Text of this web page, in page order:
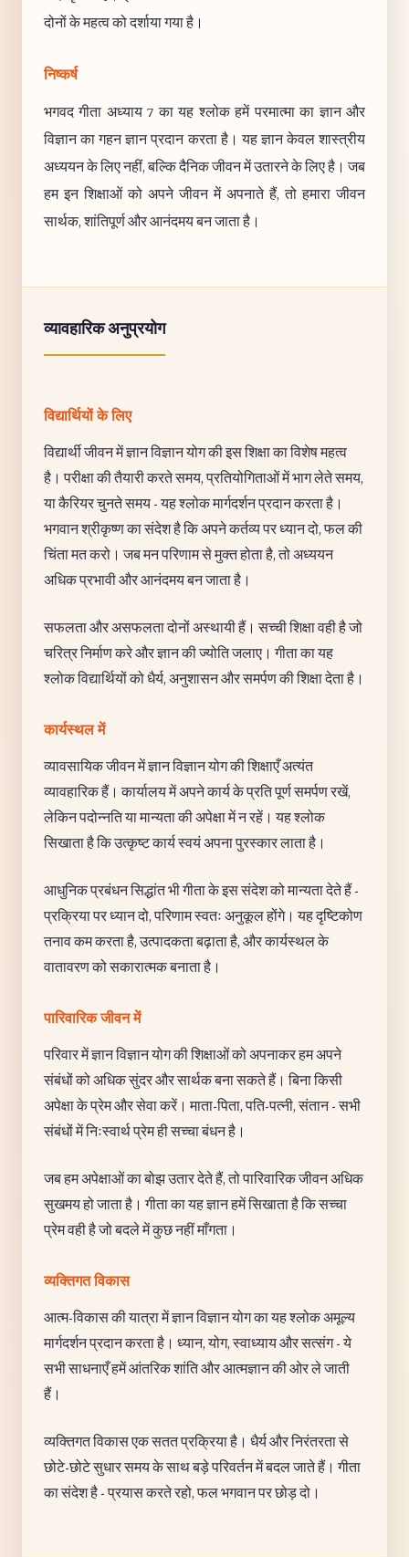
दोनों के महत्व को दर्शाया गया है।
निष्कर्ष
भगवद गीता अध्याय 7 का यह श्लोक हमें परमात्मा का ज्ञान और
विज्ञान का गहन ज्ञान प्रदान करता है। यह ज्ञान केवल शास्त्रीय
अध्ययन के लिए नहीं, बल्कि दैनिक जीवन में उतारने के लिए है। जब
हम इन शिक्षाओं को अपने जीवन में अपनाते हैं, तो हमारा जीवन
सार्थक, शांतिपूर्ण और आनंदमय बन जाता है।
व्यावहारिक अनुप्रयोग
विद्यार्थियों के लिए
विद्यार्थी जीवन में ज्ञान विज्ञान योग की इस शिक्षा का विशेष महत्व
है। परीक्षा की तैयारी करते समय, प्रतियोगिताओं में भाग लेते समय,
या कैरियर चुनते समय - यह श्लोक मार्गदर्शन प्रदान करता है।
भगवान श्रीकृष्ण का संदेश है कि अपने कर्तव्य पर ध्यान दो, फल की
चिंता मत करो। जब मन परिणाम से मुक्त होता है, तो अध्ययन
अधिक प्रभावी और आनंदमय बन जाता है।
सफलता और असफलता दोनों अस्थायी हैं। सच्ची शिक्षा वही है जो
चरित्र निर्माण करे और ज्ञान की ज्योति जलाए। गीता का यह
श्लोक विद्यार्थियों को धैर्य, अनुशासन और समर्पण की शिक्षा देता है।
कार्यस्थल में
व्यावसायिक जीवन में ज्ञान विज्ञान योग की शिक्षाएँ अत्यंत
व्यावहारिक हैं। कार्यालय में अपने कार्य के प्रति पूर्ण समर्पण रखें,
लेकिन पदोन्नति या मान्यता की अपेक्षा में न रहें। यह श्लोक
सिखाता है कि उत्कृष्ट कार्य स्वयं अपना पुरस्कार लाता है।
आधुनिक प्रबंधन सिद्धांत भी गीता के इस संदेश को मान्यता देते हैं -
प्रक्रिया पर ध्यान दो, परिणाम स्वतः अनुकूल होंगे। यह दृष्टिकोण
तनाव कम करता है, उत्पादकता बढ़ाता है, और कार्यस्थल के
वातावरण को सकारात्मक बनाता है।
पारिवारिक जीवन में
परिवार में ज्ञान विज्ञान योग की शिक्षाओं को अपनाकर हम अपने
संबंधों को अधिक सुंदर और सार्थक बना सकते हैं। बिना किसी
अपेक्षा के प्रेम और सेवा करें। माता-पिता, पति-पत्नी, संतान - सभी
संबंधों में निःस्वार्थ प्रेम ही सच्चा बंधन है।
जब हम अपेक्षाओं का बोझ उतार देते हैं, तो पारिवारिक जीवन अधिक
सुखमय हो जाता है। गीता का यह ज्ञान हमें सिखाता है कि सच्चा
प्रेम वही है जो बदले में कुछ नहीं माँगता।
व्यक्तिगत विकास
आत्म-विकास की यात्रा में ज्ञान विज्ञान योग का यह श्लोक अमूल्य
मार्गदर्शन प्रदान करता है। ध्यान, योग, स्वाध्याय और सत्संग - ये
सभी साधनाएँ हमें आंतरिक शांति और आत्मज्ञान की ओर ले जाती
हैं।
व्यक्तिगत विकास एक सतत प्रक्रिया है। धैर्य और निरंतरता से
छोटे-छोटे सुधार समय के साथ बड़े परिवर्तन में बदल जाते हैं। गीता
का संदेश है - प्रयास करते रहो, फल भगवान पर छोड़ दो।